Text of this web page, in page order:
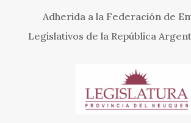
Adherida a la Federación de
Legislativos de la República